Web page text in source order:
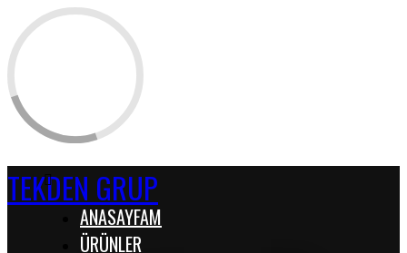
TEKDEN GRUP
ANASAYFAM
ÜRÜNLER